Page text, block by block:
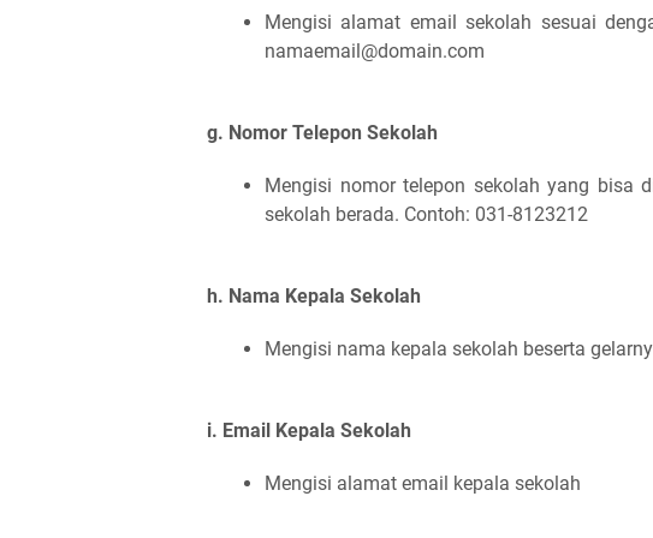
Mengisi alamat email sekolah sesuai
namaemail@domain.com
g. Nomor Telepon Sekolah
Mengisi nomor telepon sekolah yang bisa
sekolah berada. Contoh: 031-8123212
h. Nama Kepala Sekolah
Mengisi nama kepala sekolah beserta
i. Email Kepala Sekolah
Mengisi alamat email kepala sekolah